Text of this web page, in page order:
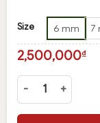
Size 6 mm 7
2,500,000₫
Vòng tay trầm